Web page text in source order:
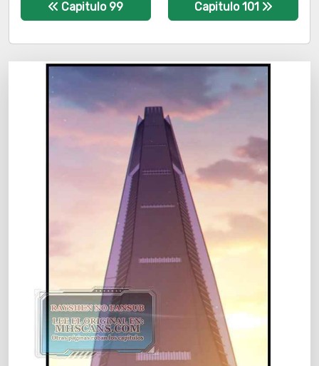
Capitulo 99 Capitulo 101